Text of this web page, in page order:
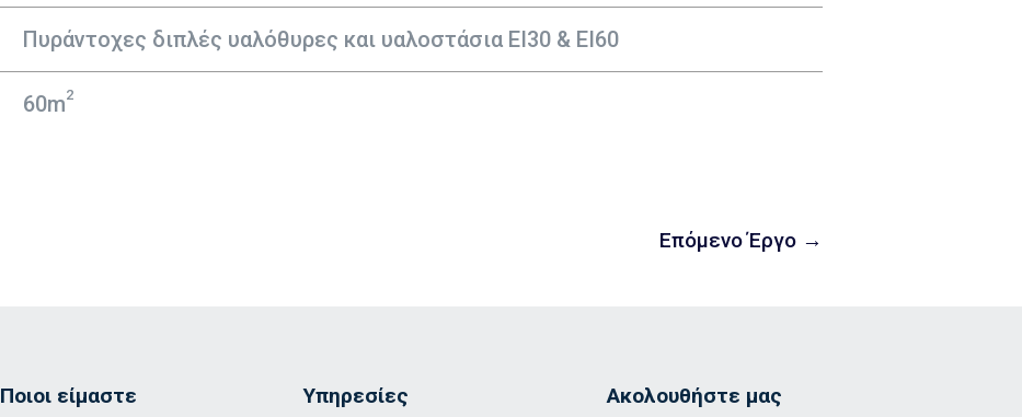
Πυράντοχες διπλές υαλόθυρες και υαλοστάσια ΕΙ30 & ΕΙ60
60m2
Επόμενο Έργο →
Ποιοι είμαστε Υπηρεσίες Ακολουθήστε μας